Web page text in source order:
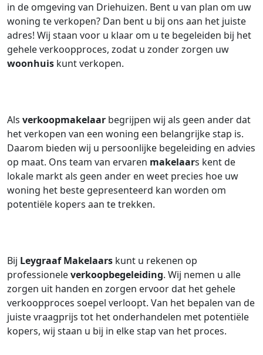
in de omgeving van Driehuizen. Bent u van plan om uw
woning te verkopen? Dan bent u bij ons aan het juiste
adres! Wij staan voor u klaar om u te begeleiden bij het
gehele verkoopproces, zodat u zonder zorgen uw
woonhuis kunt verkopen.
Als verkoopmakelaar begrijpen wij als geen ander dat
het verkopen van een woning een belangrijke stap is.
Daarom bieden wij u persoonlijke begeleiding en advies
op maat. Ons team van ervaren makelaars kent de
lokale markt als geen ander en weet precies hoe uw
woning het beste gepresenteerd kan worden om
potentiële kopers aan te trekken.
Bij Leygraaf Makelaars kunt u rekenen op
professioneleverkoopbegeleiding. Wij nemen u alle
zorgen uit handen en zorgen ervoor dat het gehele
verkoopproces soepel verloopt. Van het bepalen van de
juiste vraagprijs tot het onderhandelen met potentiële
kopers, wij staan u bij in elke stap van het proces.